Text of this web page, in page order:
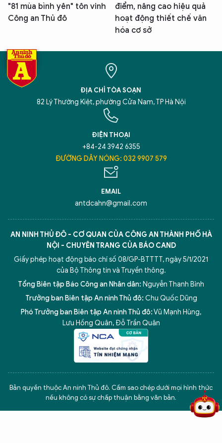
"81 mùa bình yên" tôn vinh
Công an Thủ đô
điểm, nâng cao hiệu quả
hoạt động thiết chế văn
hóa cơ sở
ĐỊA CHỈ TÒA SOẠN
82 Lý Thường Kiệt, phường Cửa Nam, TP Hà Nội
ĐIỆN THOẠI
+84-24 3942 6355
ĐƯỜNG DÂY NÓNG: 032 9907 579
EMAIL
antdcahn@gmail.com
AN NINH THỦ ĐÔ - CƠ QUAN CỦA CÔNG AN THÀNH PHỐ HÀ
NỘI - CHUYÊN TRANG CỦA BÁO CAND
Giấy phép hoạt động báo chí số 08/GP-BTTTT, ngày 5/1/2021
của Bộ Thông tin và Truyền thông.
Tổng Biên tập Báo Công an Nhân dân: Nguyễn Thanh Bình
Trưởng ban Biên tập An ninh Thủ đô: Chu Quốc Dũng
Phó Trưởng ban Biên tập An ninh Thủ đô:Vũ Mạnh Hùng,
Lưu Hồng Quân, Đỗ Trần Quân
Bản quyền thuộc An ninh Thủ đô. Cấm sao chép dưới mọi hình thức
nếu không có sự chấp thuận bằng văn bản.
5 điểm nghẽn của Hà Nội giải pháp xử lý điểm nghẽn của